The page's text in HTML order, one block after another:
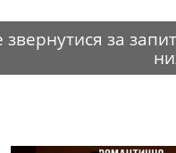
звернутися за